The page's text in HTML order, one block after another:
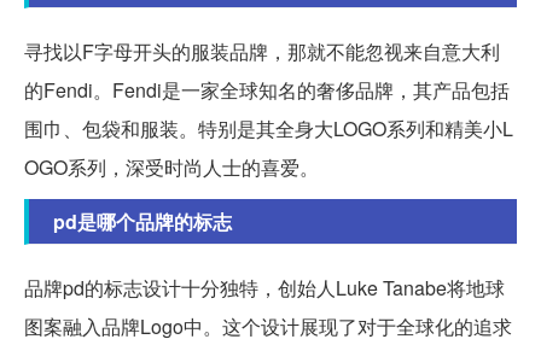
寻找以F字母开头的服装品牌，那就不能忽视来自意大利
的Fendi。Fendi是一家全球知名的奢侈品牌，其产品包括
围巾、包袋和服装。特别是其全身大LOGO系列和精美小L
OGO系列，深受时尚人士的喜爱。
pd是哪个品牌的标志
品牌pd的标志设计十分独特，创始人Luke Tanabe将地球
图案融入品牌Logo中。这个设计展现了对于全球化的追求